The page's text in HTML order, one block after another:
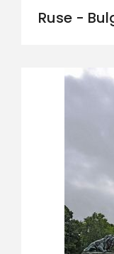
Ruse -